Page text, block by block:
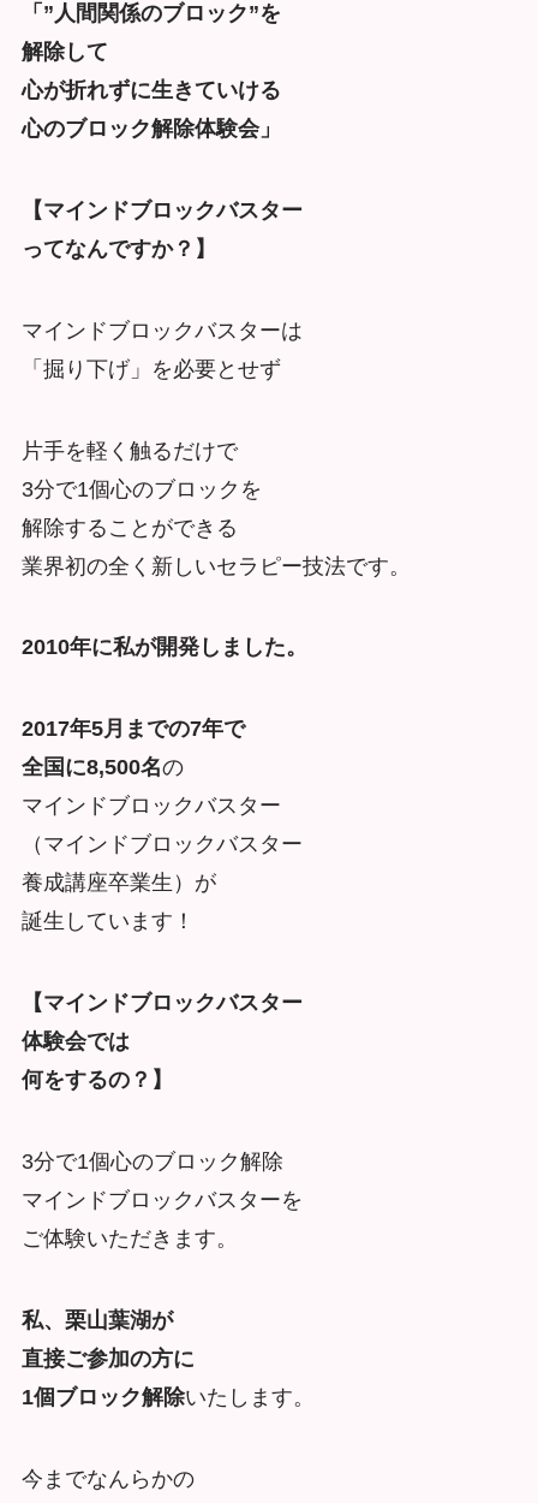
「”人間関係のブロック”を
解除して
心が折れずに生きていける
心のブロック解除体験会」
【マインドブロックバスター
ってなんですか？】
マインドブロックバスターは
「掘り下げ」を必要とせず
片手を軽く触るだけで
3分で1個心のブロックを
解除することができる
業界初の全く新しいセラピー技法です。
2010年に私が開発しました。
2017年5月までの7年で
全国に8,500名の
マインドブロックバスター
（マインドブロックバスター
養成講座卒業生）が
誕生しています！
【マインドブロックバスター
体験会では
何をするの？】
3分で1個心のブロック解除
マインドブロックバスターを
ご体験いただきます。
私、栗山葉湖が
直接ご参加の方に
1個ブロック解除いたします。
今までなんらかの